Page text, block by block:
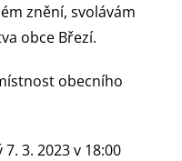
znění, svolávám
obce Březí.
obecního
3. 2023 v 18:00